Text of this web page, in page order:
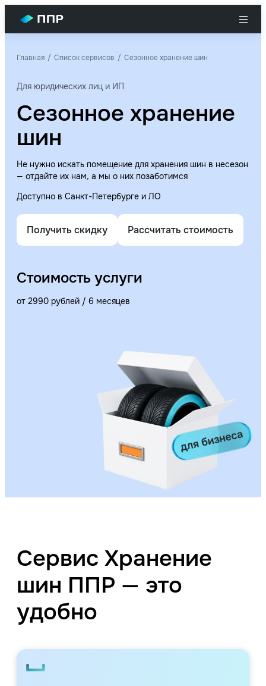
Главная Список сервисов Сезонное хранение шин
Для юридических лиц и ИП
Сезонное хранение
шин
Не нужно искать помещение для хранения шин в несезон
— отдайте их нам, а мы о них позаботимся
Доступно в Санкт-Петербурге и ЛО
Получить скидку Рассчитать стоимость
Стоимость услуги
от 2990 рублей / 6 месяцев
Сервис Хранение
шин ППР — это
удобно